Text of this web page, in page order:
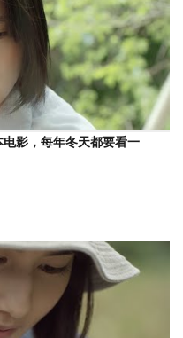
电影，每年冬天都要看一